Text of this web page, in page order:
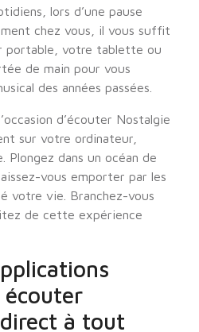
lors d’une pause
chez vous, il vous suffit
portable, votre tablette ou
de main pour vous
des années passées.
d’écouter Nostalgie
sur votre ordinateur,
dans un océan de
vous emporter par les
votre vie. Branchez-vous
de cette expérience
à tout